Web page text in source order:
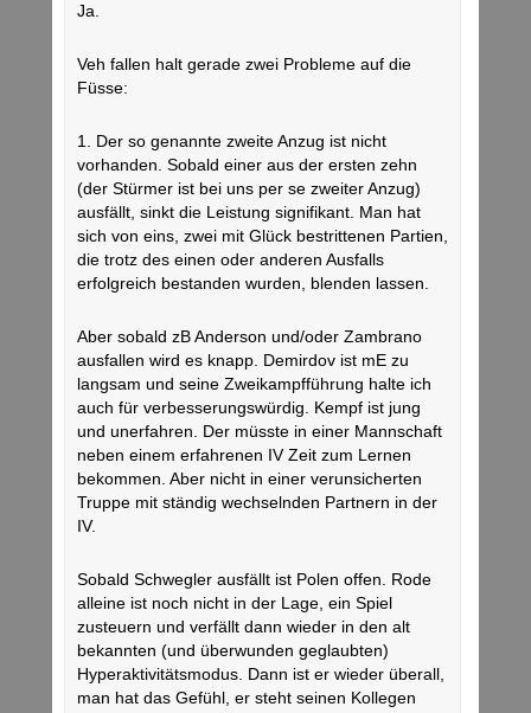
Ja.
Veh fallen halt gerade zwei Probleme auf die
Füsse:
1. Der so genannte zweite Anzug ist nicht
vorhanden. Sobald einer aus der ersten zehn
(der Stürmer ist bei uns per se zweiter Anzug)
ausfällt, sinkt die Leistung signifikant. Man hat
sich von eins, zwei mit Glück bestrittenen Partien,
die trotz des einen oder anderen Ausfalls
erfolgreich bestanden wurden, blenden lassen.
Aber sobald zB Anderson und/oder Zambrano
ausfallen wird es knapp. Demirdov ist mE zu
langsam und seine Zweikampfführung halte ich
auch für verbesserungswürdig. Kempf ist jung
und unerfahren. Der müsste in einer Mannschaft
neben einem erfahrenen IV Zeit zum Lernen
bekommen. Aber nicht in einer verunsicherten
Truppe mit ständig wechselnden Partnern in der
IV.
Sobald Schwegler ausfällt ist Polen offen. Rode
alleine ist noch nicht in der Lage, ein Spiel
zusteuern und verfällt dann wieder in den alt
bekannten (und überwunden geglaubten)
Hyperaktivitätsmodus. Dann ist er wieder überall,
man hat das Gefühl, er steht seinen Kollegen